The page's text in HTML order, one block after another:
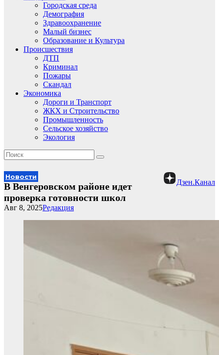
Городская среда
Демография
Здравоохранение
Малый бизнес
Образование и Культура
Происшествия
ДТП
Криминал
Пожары
Скандал
Экономика
Дороги и Транспорт
ЖКХ и Строительство
Промышленность
Сельское хозяйство
Экология
Новости
Дзен.Канал
В Венгеровском районе идет
проверка готовности школ
Редакция
Авг 8, 2025